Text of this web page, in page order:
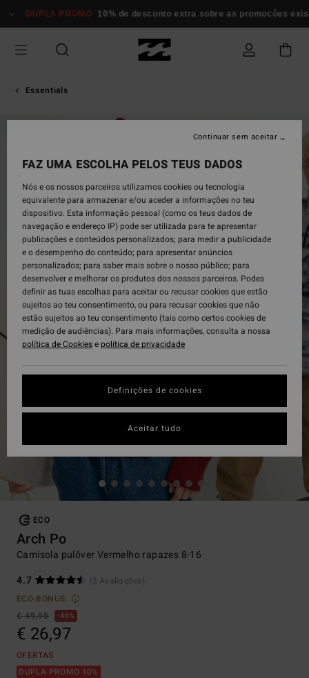
para
informação
DUPLA PROMO 10% de desconto extra sobre as promocôes
Essentials
ECO
Arch Po
Camisola pulôver Vermelho rapazes 8-16
4.7
(3 Avaliações)
ECO-BONUS
€ 49,95
46%
€ 26,97
OFERTAS
DUPLA PROMO 10%
FAZ UMA ESCOLHA PELOS TEUS DADOS
Nós e os nossos parceiros utilizamos cookies ou tecnologia
equivalente para armazenar e/ou aceder a informações no teu
dispositivo. Esta informação pessoal (como os teus dados de
navegação e endereço IP) pode ser utilizada para te apresentar
publicações e conteúdos personalizados; para medir a publicidade
e o desempenho do conteúdo; para apresentar anúncios
personalizados; para saber mais sobre o nosso público; para
desenvolver e melhorar os produtos dos nossos parceiros. Podes
definir as tuas escolhas para aceitar ou recusar cookies que estão
sujeitos ao teu consentimento, ou para recusar cookies que não
estão sujeitos ao teu consentimento (tais como certos cookies de
medição de audiências). Para mais informações, consulta a nossa
política de Cookiesepolítica de privacidade
Definições de cookies
Continuar sem aceitar
Aceitar tudo